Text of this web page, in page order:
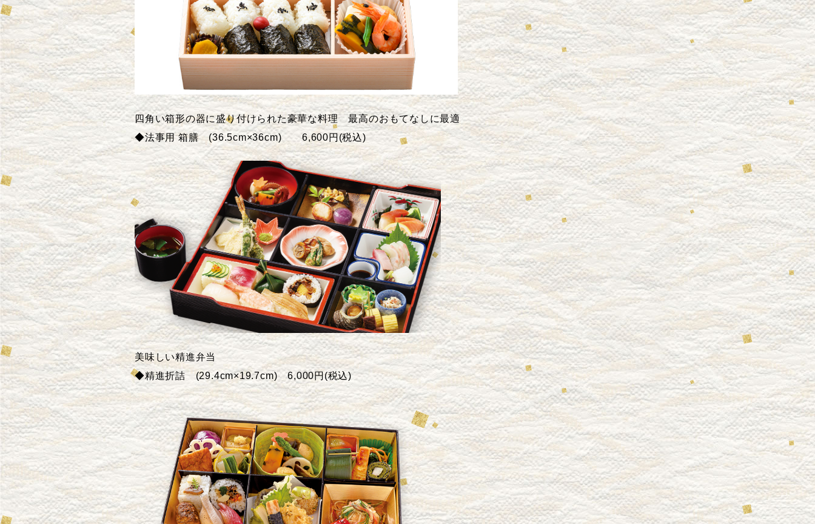
四角い箱形の器に盛り付けられた豪華な料理 最高のおもてなしに最適
◆法事用 箱膳 (36.5cm×36cm) 6,600円(税込)
美味しい精進弁当
◆精進折詰 (29.4cm×19.7cm) 6,000円(税込)